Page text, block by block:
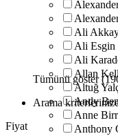
Ali
Ali Esgin
Ali
Allan
Altuğ
Andy
Anne
Anthony
Tümünü göster
Arama
Fiyat